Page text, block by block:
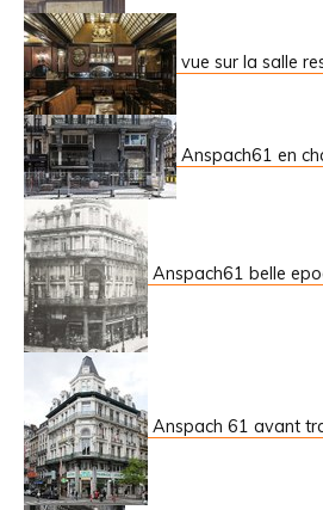
vue sur la salle
Anspach61 en
Anspach61 belle
Anspach 61 avant